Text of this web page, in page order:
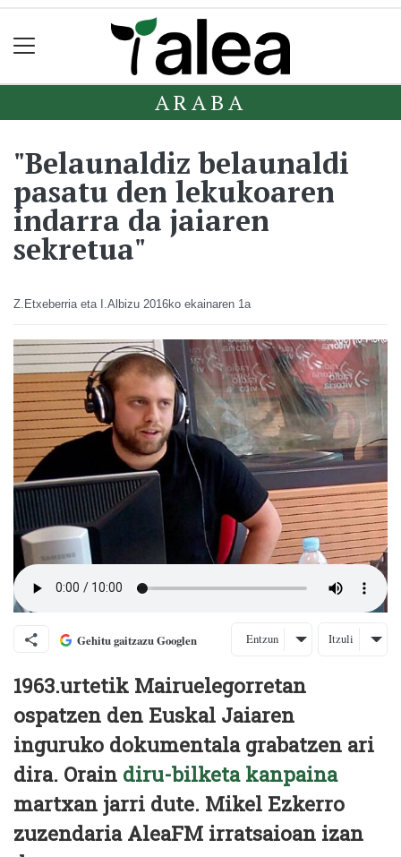
ARABA
"Belaunaldiz belaunaldi
pasatu den lekukoaren
indarra da jaiaren
sekretua"
Z.Etxeberria eta I.Albizu 2016ko ekainaren 1a
Gehitu gaitzazu Googlen Entzun Itzuli
1963.urtetik Mairuelegorretan
ospatzen den Euskal Jaiaren
inguruko dokumentala grabatzen ari
dira. Orain diru-bilketa kanpaina
martxan jarri dute. Mikel Ezkerro
zuzendaria AleaFM irratsaioan izan